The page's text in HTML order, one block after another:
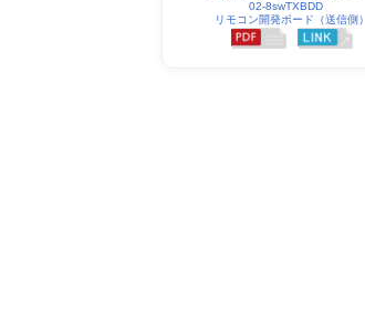
02-8swTXBDD
リモコン開発ボード（送信側）